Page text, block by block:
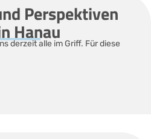
Perspektiven
Hanau
derzeit alle im Griff. Für diese